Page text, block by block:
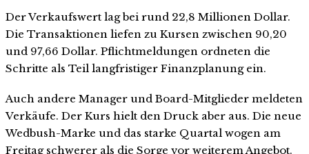
Der Verkaufswert lag bei rund 22,8 Millionen Dollar.
Die Transaktionen liefen zu Kursen zwischen 90,20
und 97,66 Dollar. Pflichtmeldungen ordneten die
Schritte als Teil langfristiger Finanzplanung ein.
Auch andere Manager und Board-Mitglieder meldeten
Verkäufe. Der Kurs hielt den Druck aber aus. Die neue
Wedbush-Marke und das starke Quartal wogen am
Freitag schwerer als die Sorge vor weiterem Angebot.